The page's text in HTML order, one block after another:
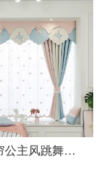
新款窗帘公主风跳舞女孩甜美粉色加厚遮光儿童房卧室飘窗短帘可爱 窗幔一米 限时加工